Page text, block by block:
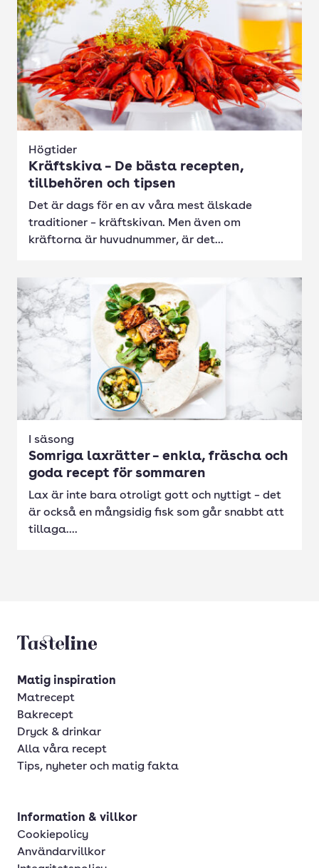
Högtider
Kräftskiva – De bästa recepten,
tillbehören och tipsen
Det är dags för en av våra mest älskade
traditioner – kräftskivan. Men även om
kräftorna är huvudnummer, är det...
I säsong
Somriga laxrätter – enkla, fräscha och
goda recept för sommaren
Lax är inte bara otroligt gott och nyttigt – det
är också en mångsidig fisk som går snabbt att
tillaga....
Tasteline startsida
Matig inspiration
Matrecept
Bakrecept
Dryck & drinkar
Alla våra recept
Tips, nyheter och matig fakta
Information & villkor
Cookiepolicy
Användarvillkor